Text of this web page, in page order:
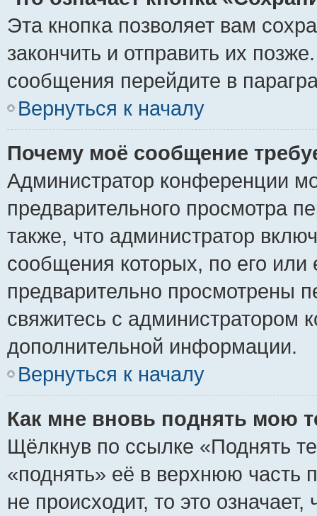
Эта кнопка позволяет вам
закончить и отправить их
сообщения перейдите в
Вернуться к началу
Почему моё сообщение
Администратор конференции
предварительного просмотра
также, что администратор
сообщения которых, по его
предварительно просмотрены
свяжитесь с администратором
дополнительной информации.
Вернуться к началу
Как мне вновь поднять мою
Щёлкнув по ссылке «Поднять
«поднять» её в верхнюю часть
не происходит, то это